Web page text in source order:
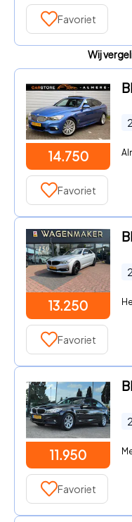
Favoriet
Wij
14.750
Favoriet
13.250
Favoriet
11.950
Favoriet